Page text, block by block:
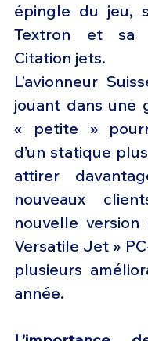
épingle du jeu,
Textron et sa
Citation jets.
L’avionneur
jouant dans une
« petite »
d’un statique
attirer
nouveaux
nouvelle version
Versatile Jet »
plusieurs
année.